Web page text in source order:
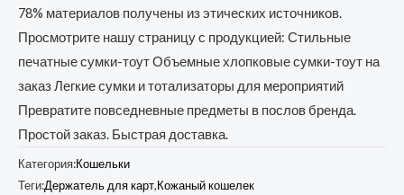
78% материалов получены из этических источников.
Просмотрите нашу страницу с продукцией: Стильные
печатные сумки-тоут Объемные хлопковые сумки-тоут на
заказ Легкие сумки и тотализаторы для мероприятий
Превратите повседневные предметы в послов бренда.
Простой заказ. Быстрая доставка.
Категория:Кошельки
Теги:Держатель для карт,Кожаный кошелек